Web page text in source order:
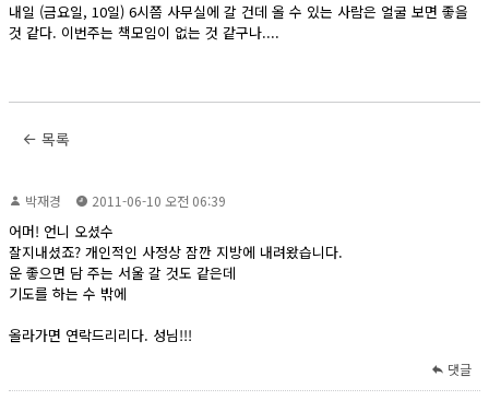
내일 (금요일, 10일) 6시쯤 사무실에 갈 건데 올 수 있는 사람은 얼굴 보면 좋을
것 같다. 이번주는 책모임이 없는 것 같구나....
목록
박재경 2011-06-10 오전 06:39
어머! 언니 오셨수
잘지내셨죠? 개인적인 사정상 잠깐 지방에 내려왔습니다.
운 좋으면 담 주는 서울 갈 것도 같은데
기도를 하는 수 밖에
올라가면 연락드리리다. 성님!!!
댓글